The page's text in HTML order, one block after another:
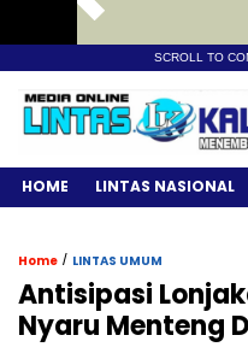
SCROLL TO
HOME LINTAS NASIONAL
Home / LINTAS UMUM
Antisipasi
Nyaru Menteng